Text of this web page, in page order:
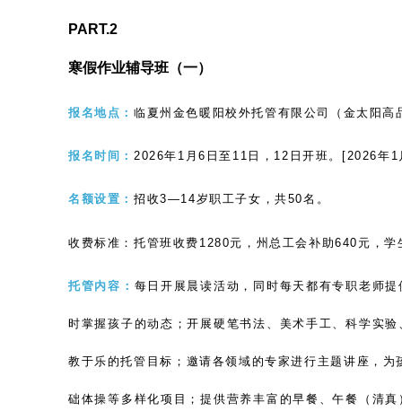
PART.2
寒假作业辅导班（一）
报名地点： 临夏州金色暖阳校外托管有限公司（金太阳
报名时间： 2026年1月6日至11日，12日开班。[2026年
名额设置： 招收3—14岁职工子女，共50名。
收费标准：托管班收费 1280元，州总工会补助640元，
托管内容： 每日开展晨读活动，同时每天都有专职老师
时掌握孩子的动态；开展硬笔书法、美术手工、科学实
教于乐的托管目标；邀请各领域的专家进行主题讲座，
础体操等多样化项目；提供营养丰富的早餐、午餐（清